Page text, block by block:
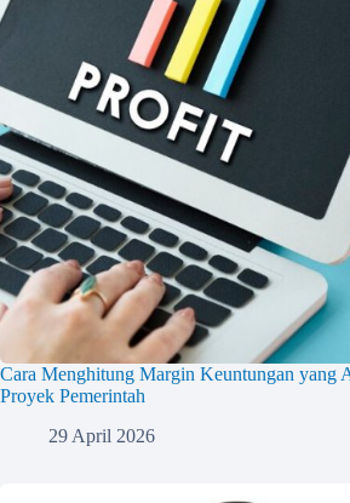
Cara Menghitung Margin Keuntungan yang
Proyek Pemerintah
29 April 2026